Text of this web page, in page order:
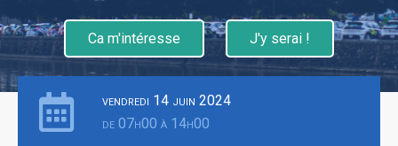
Ca m'intéresse J'y serai !
vendredi 14 juin 2024
de 07h00 à 14h00